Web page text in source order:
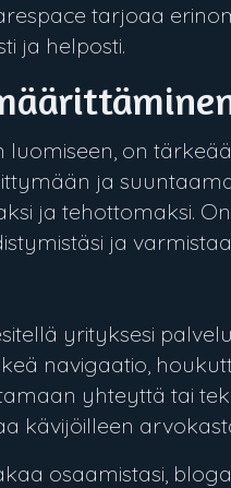
tarjoaa
ja helposti.
on
ja
ja tehottomaksi.
ja
yrityksesi
navigaatio,
yhteyttä tai
kävijöilleen
osaamistasi,